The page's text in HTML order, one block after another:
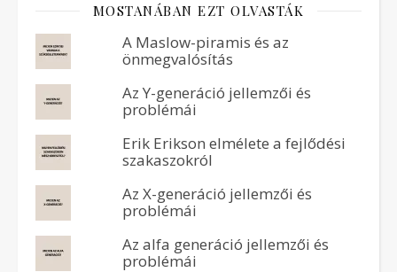
MOSTANÁBAN EZT OLVASTÁK
A Maslow-piramis és az
önmegvalósítás
Az Y-generáció jellemzői és
problémái
Erik Erikson elmélete a fejlődési
szakaszokról
Az X-generáció jellemzői és
problémái
Az alfa generáció jellemzői és
problémái